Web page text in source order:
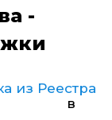
-
из Реестра
в